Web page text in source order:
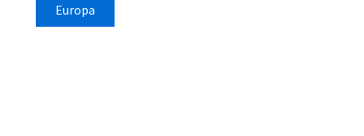
Europa